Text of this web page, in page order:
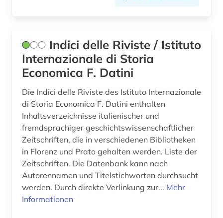
internationales recht (1)
italianistik (30)
italien (57)
italienisch (29)
italienische dialekte (1)
italienische kunstgeschichte (1)
jahrbuch (1)
johanniterorden (1)
Indici delle Riviste / Istituto
Internazionale di Storia
Economica F. Datini
Die Indici delle Riviste des Istituto Internazionale
di Storia Economica F. Datini enthalten
Inhaltsverzeichnisse italienischer und
fremdsprachiger geschichtswissenschaftlicher
Zeitschriften, die in verschiedenen Bibliotheken
in Florenz und Prato gehalten werden. Liste der
Zeitschriften. Die Datenbank kann nach
Autorennamen und Titelstichworten durchsucht
werden. Durch direkte Verlinkung zur... Mehr
Informationen